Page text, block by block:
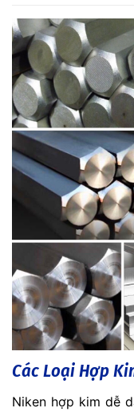
Các Loại Hợp
Niken hợp kim dễ